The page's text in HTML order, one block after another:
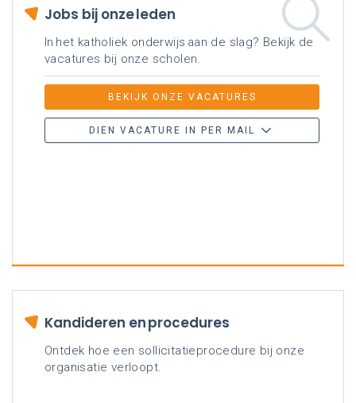
Jobs bij onze leden
In het katholiek onderwijs aan de slag? Bekijk de
vacatures bij onze scholen.
BEKIJK ONZE VACATURES
DIEN VACATURE IN PER MAIL
Kandideren en procedures
Ontdek hoe een sollicitatieprocedure bij onze
organisatie verloopt.